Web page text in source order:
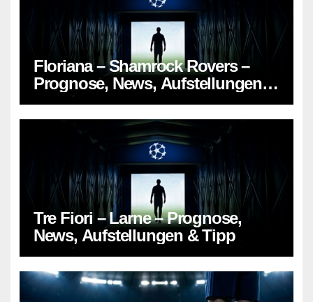
Floriana – Shamrock Rovers –
Prognose, News, Aufstellungen &
Tipp
Tre Fiori – Larne – Prognose,
News, Aufstellungen & Tipp